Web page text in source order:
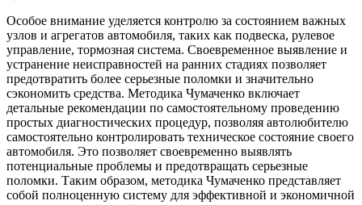
Особое внимание уделяется контролю за состоянием важных
узлов и агрегатов автомобиля, таких как подвеска, рулевое
управление, тормозная система. Своевременное выявление и
устранение неисправностей на ранних стадиях позволяет
предотвратить более серьезные поломки и значительно
сэкономить средства. Методика Чумаченко включает
детальные рекомендации по самостоятельному проведению
простых диагностических процедур, позволяя автолюбителю
самостоятельно контролировать техническое состояние своего
автомобиля. Это позволяет своевременно выявлять
потенциальные проблемы и предотвращать серьезные
поломки. Таким образом, методика Чумаченко представляет
собой полноценную систему для эффективной и экономичной